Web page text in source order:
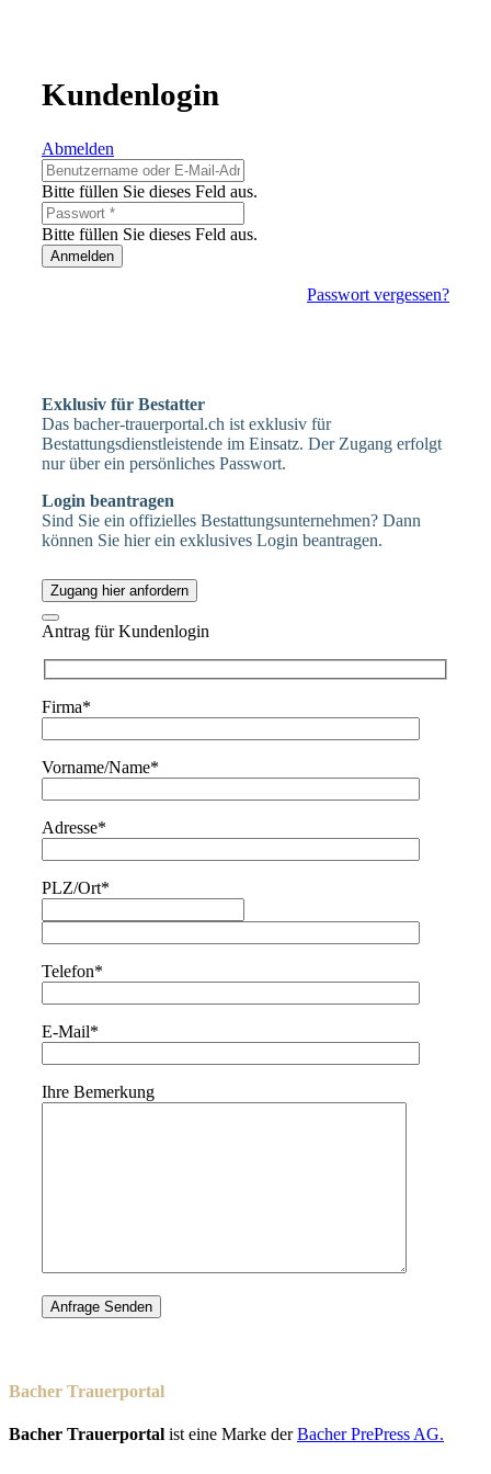
Kundenlogin
Abmelden
Bitte füllen Sie dieses Feld aus.
Bitte füllen Sie dieses Feld aus.
Anmelden
Passwort vergessen?
Exklusiv für Bestatter
Das bacher-trauerportal.ch ist exklusiv für
Bestattungsdienstleistende im Einsatz. Der Zugang erfolgt
nur über ein persönliches Passwort.
Login beantragen
Sind Sie ein offizielles Bestattungsunternehmen? Dann
können Sie hier ein exklusives Login beantragen.
Zugang hier anfordern
Antrag für Kundenlogin
Firma*
Vorname/Name*
Adresse*
PLZ/Ort*
Telefon*
E-Mail*
Ihre Bemerkung
Bacher Trauerportal
Bacher Trauerportal ist eine Marke derBacher PrePress AG.